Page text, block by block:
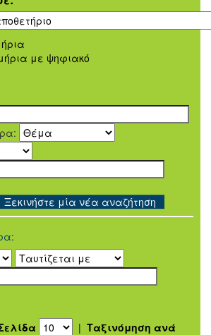
με ψηφιακό
Ξεκινήστε μία νέα αναζήτηση
| Ταξινόμηση ανά